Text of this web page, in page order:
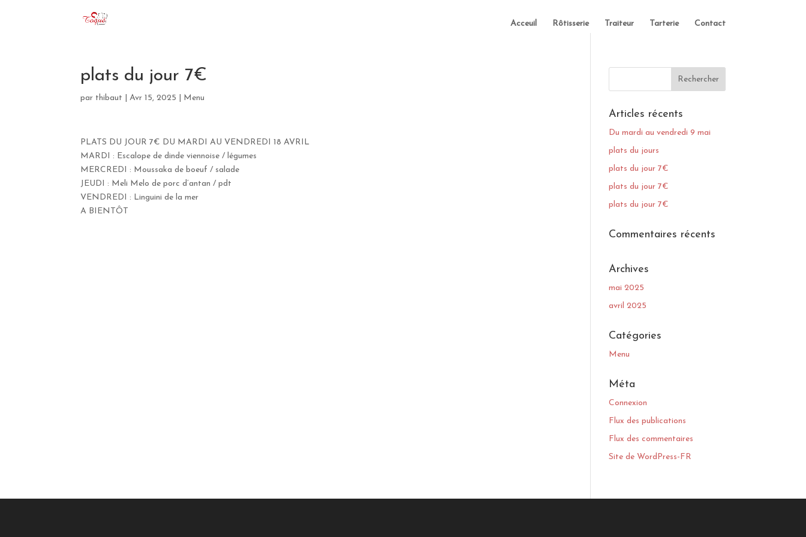
Acceuil Rôtisserie Traiteur Tarterie Contact
plats du jour 7€
par thibaut |Avr 15, 2025 Menu
PLATS DU JOUR 7€ DU MARDI AU VENDREDI 18 AVRIL
MARDI : Escalope de dinde viennoise / légumes
MERCREDI : Moussaka de boeuf / salade
JEUDI : Meli Melo de porc d’antan / pdt
VENDREDI : Linguini de la mer
A BIENTÔT
Articles récents
Du mardi au vendredi 9 mai
plats du jours
plats du jour 7€
plats du jour 7€
plats du jour 7€
Commentaires récents
Archives
mai 2025
avril 2025
Catégories
Menu
Méta
Connexion
Flux des publications
Flux des commentaires
Site de WordPress-FR